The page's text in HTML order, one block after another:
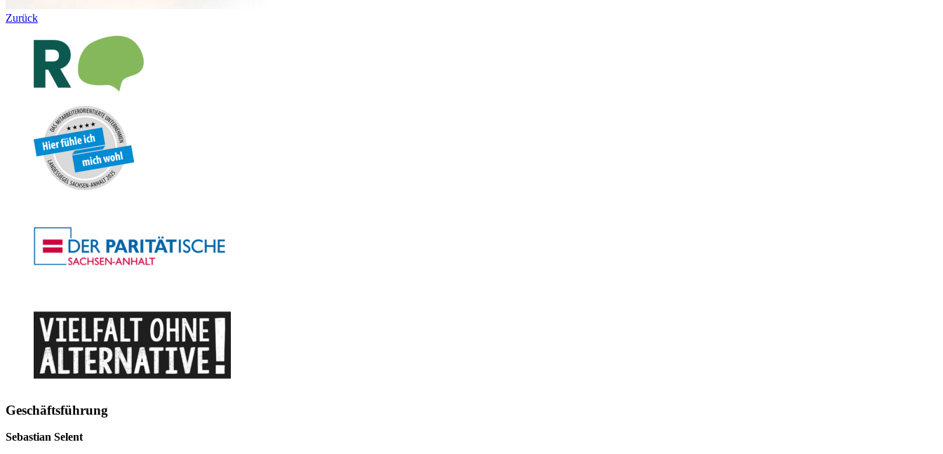
Zurück
Geschäftsführung
Sebastian Selent